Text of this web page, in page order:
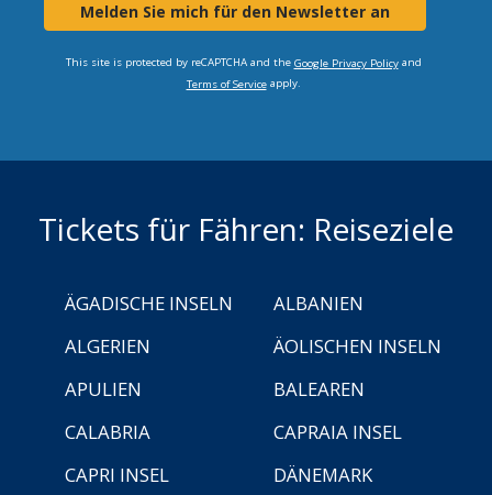
Melden Sie mich für den Newsletter an
This site is protected by reCAPTCHA and the Google Privacy Policyand
Terms of Serviceapply.
Tickets für Fähren: Reiseziele
ÄGADISCHE INSELN
ALBANIEN
ALGERIEN
ÄOLISCHEN INSELN
APULIEN
BALEAREN
CALABRIA
CAPRAIA INSEL
CAPRI INSEL
DÄNEMARK